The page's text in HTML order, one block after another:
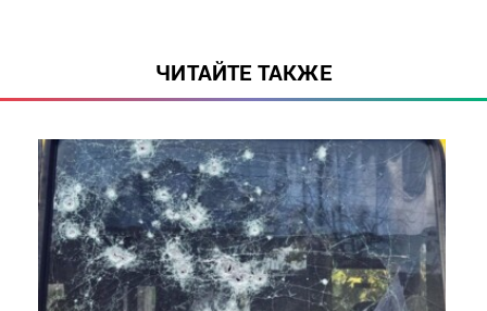
ЧИТАЙТЕ ТАКЖЕ